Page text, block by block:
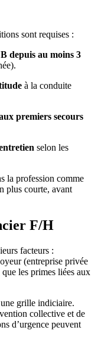
sont requises :
depuis au moins 3
à la conduite
premiers secours
selon les
la profession comme
plus courte, avant
F/H
facteurs :
(entreprise privée
les primes liées aux
grille indiciaire.
collective et de
d’urgence peuvent